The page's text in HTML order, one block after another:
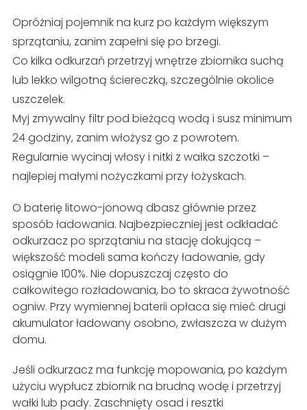
Opróżniaj pojemnik na kurz po każdym większym
sprzątaniu, zanim zapełni się po brzegi.
Co kilka odkurzań przetrzyj wnętrze zbiornika suchą
lub lekko wilgotną ściereczką, szczególnie okolice
uszczelek.
Myj zmywalny filtr pod bieżącą wodą i susz minimum
24 godziny, zanim włożysz go z powrotem.
Regularnie wycinaj włosy i nitki z wałka szczotki –
najlepiej małymi nożyczkami przy łożyskach.
O baterię litowo-jonową dbasz głównie przez
sposób ładowania. Najbezpieczniej jest odkładać
odkurzacz po sprzątaniu na stację dokującą –
większość modeli sama kończy ładowanie, gdy
osiągnie 100%. Nie dopuszczaj często do
całkowitego rozładowania, bo to skraca żywotność
ogniw. Przy wymiennej baterii opłaca się mieć drugi
akumulator ładowany osobno, zwłaszcza w dużym
domu.
Jeśli odkurzacz ma funkcję mopowania, po każdym
użyciu wypłucz zbiornik na brudną wodę i przetrzyj
wałki lub pady. Zaschnięty osad i resztki